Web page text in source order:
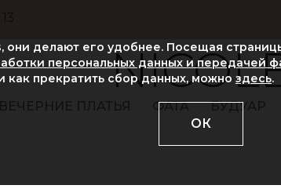
ВЕЧЕРНИЕ ПЛАТЬЯ ФАТА БУДУАР
они делают его удобнее. Посещая
персональных данных и передачей
как прекратить сбор данных, можно здесь.
ОК